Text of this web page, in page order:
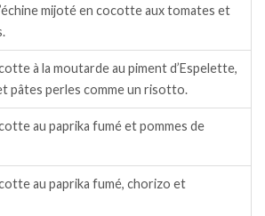
mijoté en cocotte aux tomates et
à la moutarde au piment d’Espelette,
pâtes perles comme un risotto.
au paprika fumé et pommes de
au paprika fumé, chorizo et